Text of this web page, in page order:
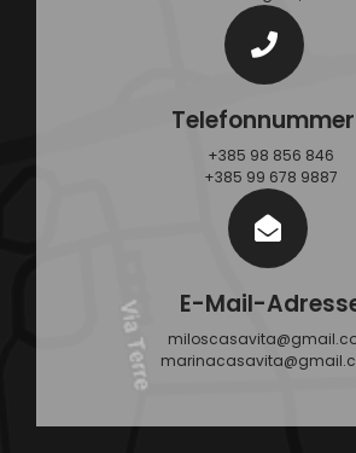
+385 98 856 846
+385 99 678 9887
E-Mail-